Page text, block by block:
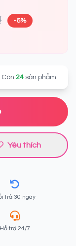
-6%
Còn 24 sản phẩm
Yêu thích
trả 30 ngày
Hỗ trợ 24/7